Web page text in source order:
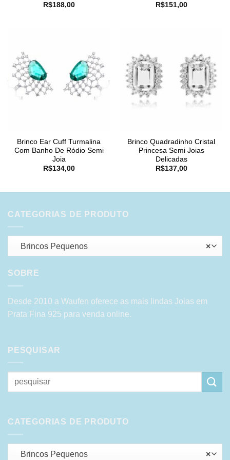
R$188,00
R$151,00
Brinco Ear Cuff Turmalina
Com Banho De Ródio Semi
Joia
R$134,00
Brinco Quadradinho Cristal
Princesa Semi Joias
Delicadas
R$137,00
CATEGORIAS DE PRODUTO
×
Brincos Pequenos
SOBRE
Desde 2010 a Waufen oferece as mais lindas Joias em
Prata Fina 925 para venda online.
PESQUISAR
Pesquisar
por:
CATEGORIAS DE PRODUTO
×
Brincos Pequenos